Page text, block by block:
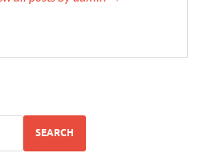
SEARCH